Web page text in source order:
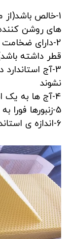
1-خالص باشد(از
های روشن
قطر داشته
3-آج
نشوند
4-آج ها به یک اندازه باشند
5-زنبورها فورا به ورقه جذب شوند
6-اندازه ی استانداردی داشته باشد